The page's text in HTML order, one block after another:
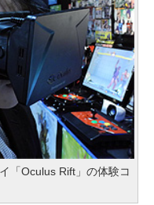
「Oculus Rift」の体験コ